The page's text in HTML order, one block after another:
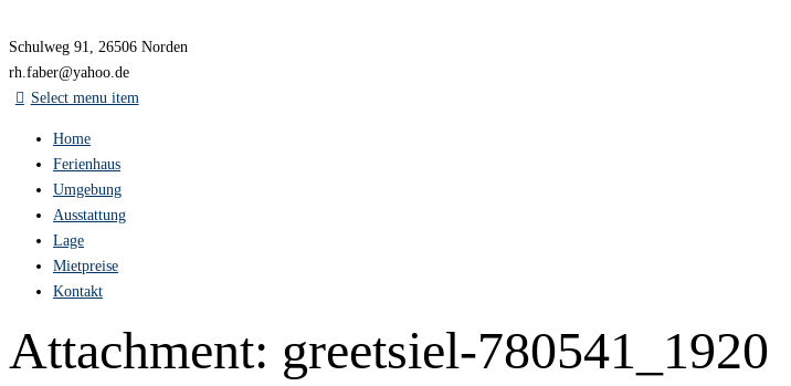
Schulweg 91, 26506 Norden
rh.faber@yahoo.de
Select menu item
Home
Ferienhaus
Umgebung
Ausstattung
Lage
Mietpreise
Kontakt
Attachment: greetsiel-780541_1920